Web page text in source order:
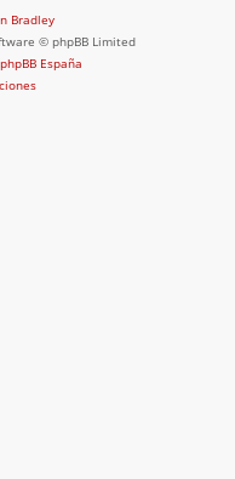
Bradley
© phpBB Limited
phpBB España